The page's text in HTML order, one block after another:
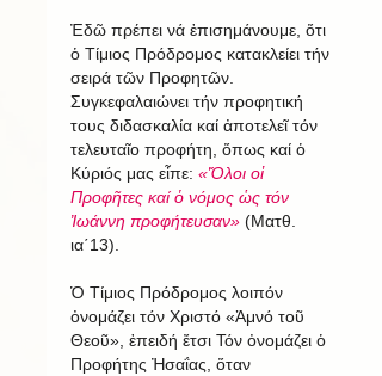
Ἐδῶ πρέπει νά ἐπισημάνουμε, ὅτι
ὁ Τίμιος Πρόδρομος κατακλείει τήν
σειρά τῶν Προφητῶν.
Συγκεφαλαιώνει τήν προφητική
τους διδασκαλία καί ἀποτελεῖ τόν
τελευταῖο προφήτη, ὅπως καί ὁ
Κύριός μας εἶπε: «Ὅλοι οἱ
Προφῆτες καί ὁ νόμος ὡς τόν
Ἰωάννη προφήτευσαν»(Ματθ.
ια΄13).
Ὁ Τίμιος Πρόδρομος λοιπόν
ὀνομάζει τόν Χριστό «Ἀμνό τοῦ
Θεοῦ», ἐπειδή ἔτσι Τόν ὀνομάζει ὁ
Προφήτης Ἠσαΐας, ὅταν